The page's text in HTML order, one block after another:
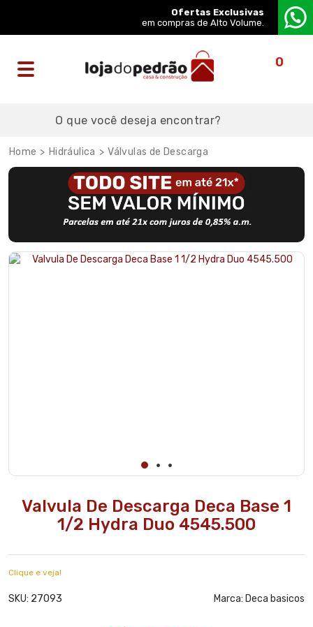
Ofertas Exclusivas
em compras de Alto Volume.
0
Hidráulica Válvulas de Descarga
Valvula De Descarga Deca Base 1
1/2 Hydra Duo 4545.500
Clique e veja!
SKU: 27093 Marca: Deca basicos